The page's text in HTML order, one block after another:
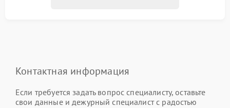
Контактная информация
Если требуется задать вопрос специалисту, оставьте
свои данные и дежурный специалист с радостью